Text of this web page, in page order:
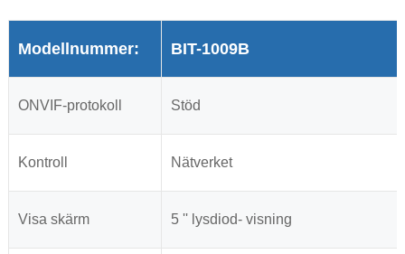
Modellnummer: BIT-1009B
ONVIF-protokoll Stöd
Kontroll Nätverket
Visa skärm 5 '' lysdiod- visning